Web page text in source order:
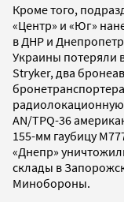
Кроме того,
«Центр» и «Юг»
в ДНР и
Украины потеряли
Stryker, два
AN/TPQ-36
155-мм гаубицу
«Днепр»
склады в
Минобороны.